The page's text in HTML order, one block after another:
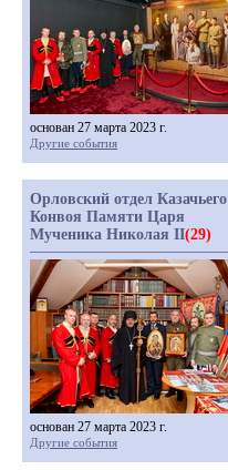
основан 27 марта 2023 г.
Другие события
Орловский отдел Казачьего
Конвоя Памяти Царя
Мученика Николая II(29)
основан 27 марта 2023 г.
Другие события